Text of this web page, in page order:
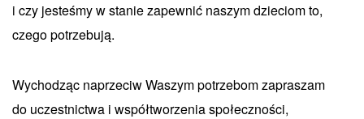
i czy jesteśmy w stanie zapewnić naszym dzieciom to,
czego potrzebują.
Wychodząc naprzeciw Waszym potrzebom zapraszam
do uczestnictwa i współtworzenia społeczności,